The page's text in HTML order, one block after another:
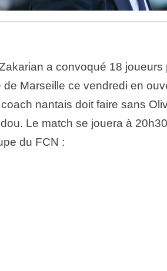
a convoqué 18 joueurs
de Marseille ce vendredi en
nantais doit faire sans
Le match se jouera à
du FCN :